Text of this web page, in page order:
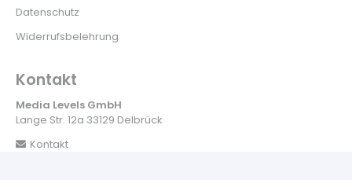
Datenschutz
Widerrufsbelehrung
Kontakt
Media Levels GmbH
Lange Str. 12a 33129 Delbrück
Kontakt